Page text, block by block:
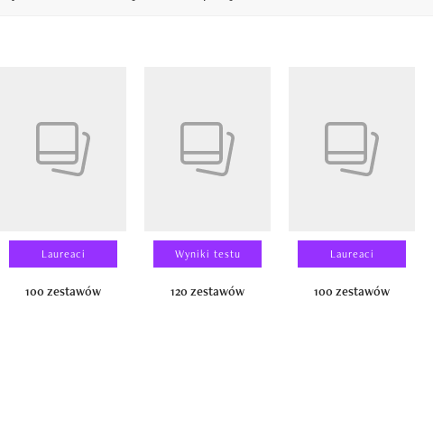
Laureaci
100 zestawów
Wyniki testu
120 zestawów
Laureaci
100 zestawów